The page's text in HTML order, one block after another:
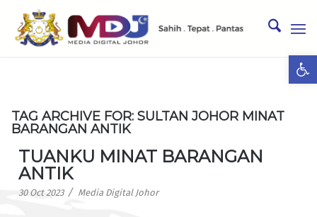
TAG ARCHIVE FOR: SULTAN JOHOR MINAT
BARANGAN ANTIK
TUANKU MINAT BARANGAN
ANTIK
30 Oct 2023 / Media Digital Johor